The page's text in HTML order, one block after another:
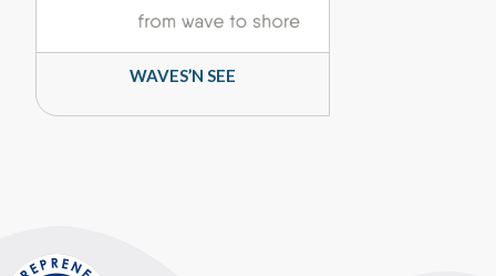
WAVES’N SEE